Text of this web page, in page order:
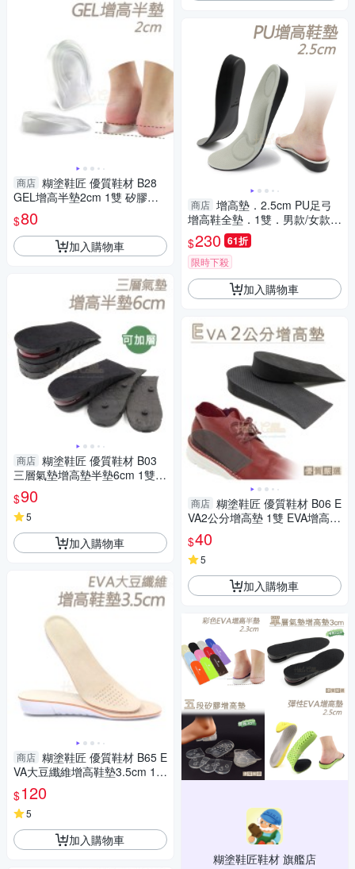
商店 糊塗鞋匠 優質鞋材 B28
GEL增高半墊2cm 1雙 矽膠增
高半墊 矽膠增高墊 GEL增高墊
$80
加入購物車
商店 糊塗鞋匠 優質鞋材 B03
三層氣墊增高墊半墊6cm 1雙 P
U材質 6公分隱形增高 U型氣墊
緩壓減震
$90
5
加入購物車
商店 糊塗鞋匠 優質鞋材 B65 E
VA大豆纖維增高鞋墊3.5cm 1雙
增高鞋墊 增高全墊 EVA增高鞋
墊 EVA增高墊
$120
5
加入購物車
商店 增高墊．2.5cm PU足弓
增高鞋全墊．1雙．男款/女款
【鞋鞋俱樂部】【906-B21】
$230 61折
限時下殺
加入購物車
商店 糊塗鞋匠 優質鞋材 B06 E
VA2公分增高墊 1雙 EVA增高墊
增高半墊
$40
5
加入購物車
糊塗鞋匠鞋材 旗艦店